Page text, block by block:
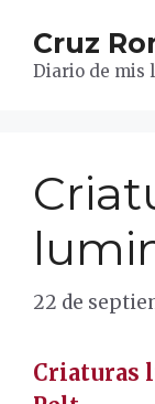
contenido
Cruz
Diario de mis
22 de
Criaturas